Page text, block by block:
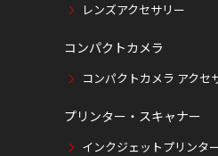
レンズアクセサリー
コンパクトカメラ
コンパクトカメラ アクセ
プリンター・スキャナー
インクジェットプリンタ